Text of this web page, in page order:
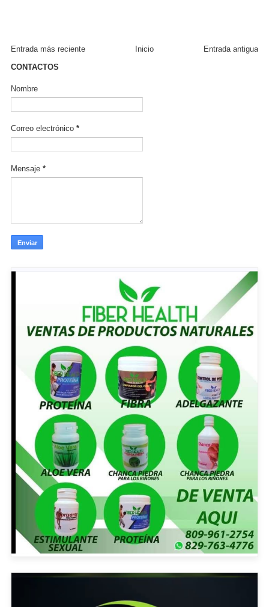
Entrada más reciente Entrada antigua
Inicio
CONTACTOS
Nombre
Correo electrónico *
Mensaje *